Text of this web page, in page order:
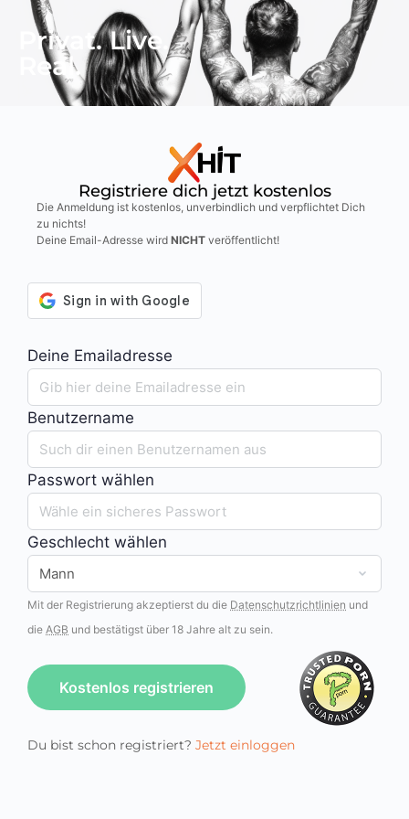
Privat. Live.
Real.
Registriere dich jetzt kostenlos
Die Anmeldung ist kostenlos, unverbindlich und verpflichtet Dich
zu nichts!
Deine Email-Adresse wird NICHT veröffentlicht!
Deine Emailadresse
Benutzername
Passwort wählen
Geschlecht wählen
Mit der Registrierung akzeptierst du die Datenschutzrichtlinien und
die AGB und bestätigst über 18 Jahre alt zu sein.
Kostenlos registrieren
Du bist schon registriert? Jetzt einloggen